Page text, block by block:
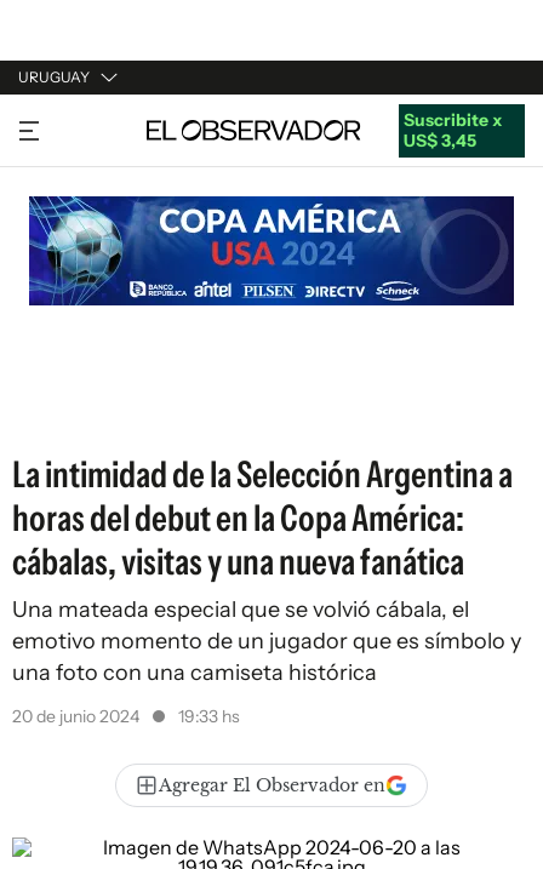
URUGUAY
URUGUAY
ARGENTINA
ESPAÑA
ESTADOS UNIDOS
Suscribite x
US$ 3,45
La intimidad de la Selección Argentina a
horas del debut en la Copa América:
cábalas, visitas y una nueva fanática
Una mateada especial que se volvió cábala, el
emotivo momento de un jugador que es símbolo y
una foto con una camiseta histórica
20 de junio 2024 19:33 hs
Agregar El Observador en